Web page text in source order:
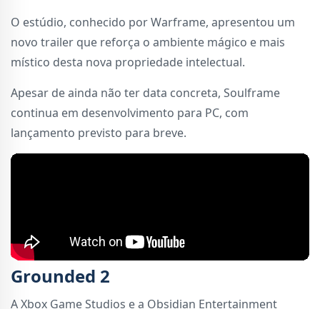
O estúdio, conhecido por Warframe, apresentou um
novo trailer que reforça o ambiente mágico e mais
místico desta nova propriedade intelectual.
Apesar de ainda não ter data concreta, Soulframe
continua em desenvolvimento para PC, com
lançamento previsto para breve.
Grounded 2
A Xbox Game Studios e a Obsidian Entertainment